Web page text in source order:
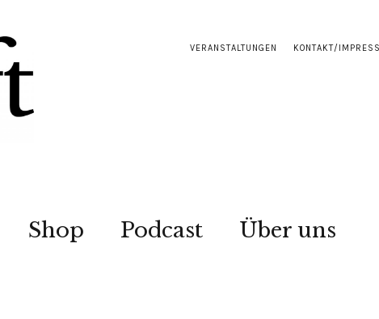
VERANSTALTUNGEN KONTAKT/
Shop Podcast Über uns